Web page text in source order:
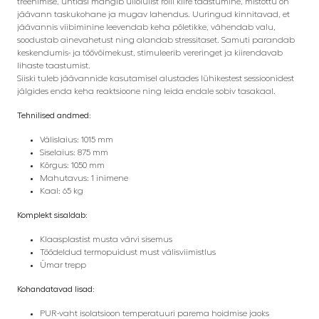
jäävann taskukohane ja mugav lahendus. Uuringud kinnitavad, et
jäävannis viibiminine leevendab keha põletikke, vähendab valu,
soodustab ainevahetust ning alandab stressitaset. Samuti parandab
keskendumis- ja töövõimekust, stimuleerib vereringet ja kiirendavab
lihaste taastumist.
Siiski tuleb jäävannide kasutamisel alustades lühikestest sessioonidest
jälgides enda keha reaktsioone ning leida endale sobiv tasakaal.
Tehnilised andmed:
Välislaius: 1015 mm
Siselaius: 875 mm
Kõrgus: 1050 mm
Mahutavus: 1 inimene
Kaal: 65 kg
Komplekt sisaldab:
Klaasplastist musta värvi sisemus
Töödeldud termopuidust must välisviimistlus
Ümar trepp
Kohandatavad lisad:
PUR-vaht isolatsioon temperatuuri parema hoidmise jaoks